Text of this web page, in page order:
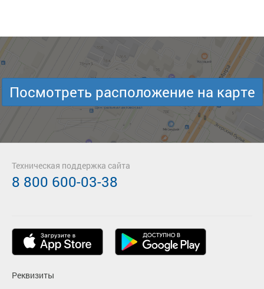
Посмотреть расположение на карте
Реквизиты
Техническая поддержка сайта
8 800 600-03-38